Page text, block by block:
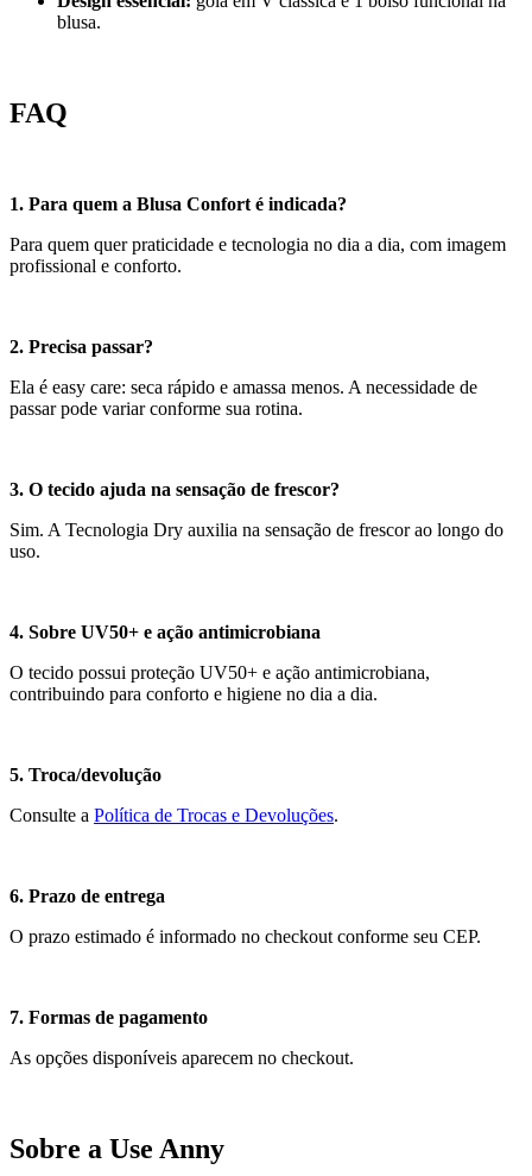
blusa.
FAQ
1. Para quem a Blusa Confort é indicada?
Para quem quer praticidade e tecnologia no dia a dia, com imagem
profissional e conforto.
2. Precisa passar?
Ela é easy care: seca rápido e amassa menos. A necessidade de
passar pode variar conforme sua rotina.
3. O tecido ajuda na sensação de frescor?
Sim. A Tecnologia Dry auxilia na sensação de frescor ao longo do
uso.
4. Sobre UV50+ e ação antimicrobiana
O tecido possui proteção UV50+ e ação antimicrobiana,
contribuindo para conforto e higiene no dia a dia.
5. Troca/devolução
Consulte a Política de Trocas e Devoluções.
6. Prazo de entrega
O prazo estimado é informado no checkout conforme seu CEP.
7. Formas de pagamento
As opções disponíveis aparecem no checkout.
Sobre a Use Anny